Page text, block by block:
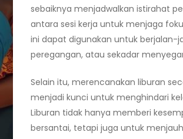
sebaiknya menjadwalkan istirahat
antara sesi kerja untuk menjaga
ini dapat digunakan untuk berjalan-
peregangan, atau sekadar
Selain itu, merencanakan liburan
menjadi kunci untuk menghindari
Liburan tidak hanya memberi
bersantai, tetapi juga untuk